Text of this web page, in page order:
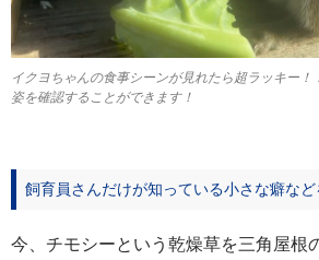
イクヨちゃんの食事シーンが見れたら超ラッキー
姿を確認することができます！
飼育員さんだけが知っている小さな癖など
今、チモシーという乾燥草を三角屋根